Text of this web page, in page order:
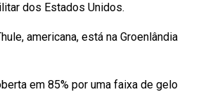
dos Estados Unidos.
americana, está na Groenlândia
em 85% por uma faixa de gelo